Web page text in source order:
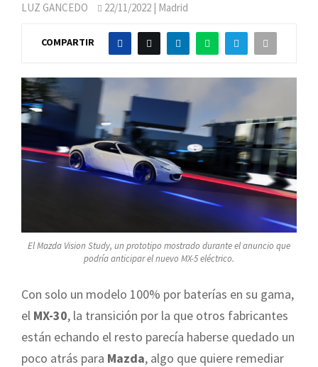
LUZ GANCEDO 22/11/2022 | Madrid
COMPARTIR
El Mazda Vision Study, un prototipo mostrado durante el anuncio que
podría anticipar el nuevo MX-5 eléctrico.
Con solo un modelo 100% por baterías en su gama,
el MX-30, la transición por la que otros fabricantes
están echando el resto parecía haberse quedado un
poco atrás para Mazda, algo que quiere remediar